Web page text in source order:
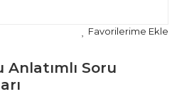
Soru